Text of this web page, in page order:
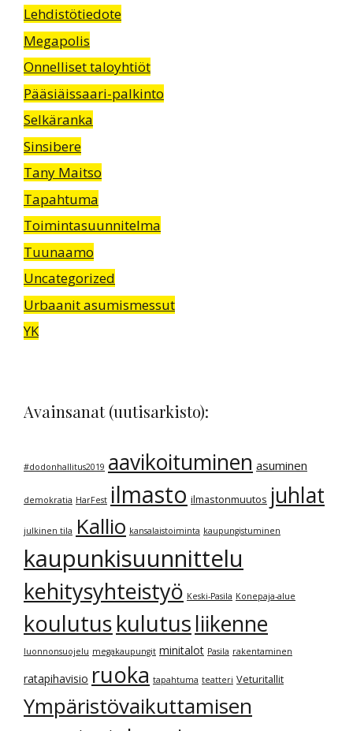
Lehdistötiedote
Megapolis
Onnelliset taloyhtiöt
Pääsiäissaari-palkinto
Selkäranka
Sinsibere
Tany Maitso
Tapahtuma
Toimintasuunnitelma
Tuunaamo
Uncategorized
Urbaanit asumismessut
YK
Avainsanat (uutisarkisto):
#dodonhallitus2019 aavikoituminen asuminen
demokratia HarFest ilmasto ilmastonmuutos juhlat
julkinen tila Kallio kansalaistoiminta kaupungistuminen
kaupunkisuunnittelu
kehitysyhteistyö Keski-Pasila Konepaja-alue
koulutuskulutusliikenne
luonnonsuojelu megakaupungit minitalot Pasila rakentaminen
ratapihavisio ruoka tapahtuma teatteri Veturitallit
Ympäristövaikuttamisen